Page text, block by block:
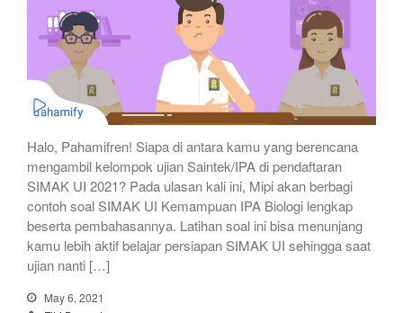
Halo, Pahamifren! Siapa di antara kamu yang berencana
mengambil kelompok ujian Saintek/IPA di pendaftaran
SIMAK UI 2021? Pada ulasan kali ini, Mipi akan berbagi
contoh soal SIMAK UI Kemampuan IPA Biologi lengkap
beserta pembahasannya. Latihan soal ini bisa menunjang
kamu lebih aktif belajar persiapan SIMAK UI sehingga saat
ujian nanti […]
May 6, 2021